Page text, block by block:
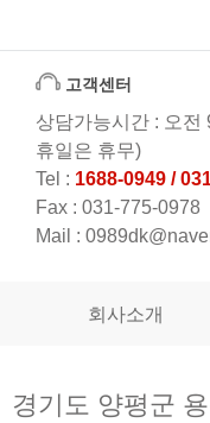
고객센터
상담가능시간 : 오전
휴일은 휴무)
Tel : 1688-0949 /
Fax : 031-775-0978
Mail :
회사소개
경기도 양평군